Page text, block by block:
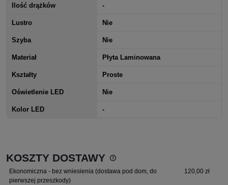
Ilość drążków -
Lustro Nie
Szyba Nie
Materiał Płyta Laminowana
Kształty Proste
Oświetlenie LED Nie
Kolor LED -
KOSZTY DOSTAWY
Cena nie zawiera ewentualnych kosztów płatności
Ekonomiczna - bez wniesienia (dostawa pod dom, do
pierwszej przeszkody)
120,00 zł